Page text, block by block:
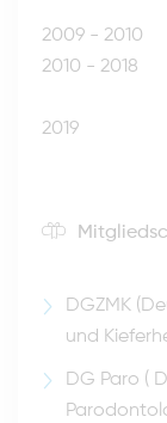
2009 - 2010
2010 - 2018
2019
DGZMK
und
DG Paro (